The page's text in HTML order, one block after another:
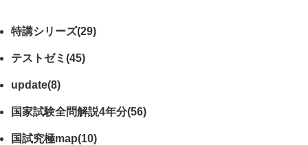
特講シリーズ(29)
テストゼミ(45)
update(8)
国家試験全問解説4年分(56)
国試究極map(10)